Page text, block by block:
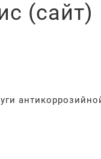
(сайт)